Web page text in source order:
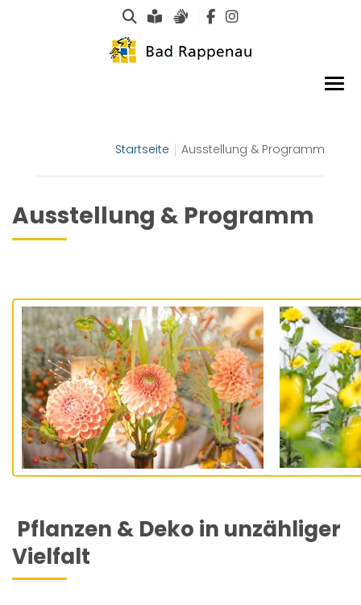
Suche
Leichte Sprache
Gebärdensprachen
Startseite Ausstellung & Programm
Ausstellung & Programm
Pflanzen & Deko in unzähliger
Vielfalt